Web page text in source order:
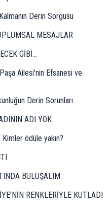
Derin Sorgusu
MESAJLAR
GİBİ...
Ailesi'nin Efsanesi ve
Derin Sorunları
ADI YOK
ödüle yakın?
BULUŞALIM
RENKLERİYLE KUTLADI